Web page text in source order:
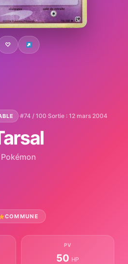
♡
·#74 / 100·Sortie : 12 mars 2004
Pokémon
COMMUNE
PV
50 HP